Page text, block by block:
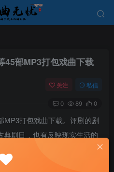
45部MP3打包戏曲下载
关注 私信
0 89 0
MP3打包戏曲下载。评剧的剧
典剧目，也有反映现实生活的
以古代历史故事、传说神话和
具有深厚的文化内涵，也是中